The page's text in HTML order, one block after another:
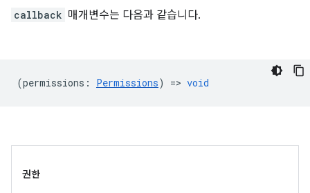
callback 매개변수는 다음과 같습니다.
(permissions : Permissions) => void
권한